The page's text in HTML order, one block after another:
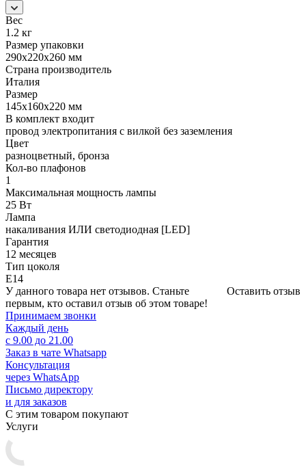
Вес
1.2 кг
Размер упаковки
290x220x260 мм
Страна производитель
Италия
Размер
145x160x220 мм
В комплект входит
провод электропитания с вилкой без заземления
Цвет
разноцветный, бронза
Кол-во плафонов
1
Максимальная мощность лампы
25 Вт
Лампа
накаливания ИЛИ светодиодная [LED]
Гарантия
12 месяцев
Тип цоколя
E14
Оставить отзыв
У данного товара нет отзывов. Станьте
первым, кто оставил отзыв об этом товаре!
Принимаем звонки
Каждый день
с 9.00 до 21.00
Заказ в чате Whatsapp
Консультация
через WhatsApp
Письмо директору
и для заказов
С этим товаром покупают
Услуги